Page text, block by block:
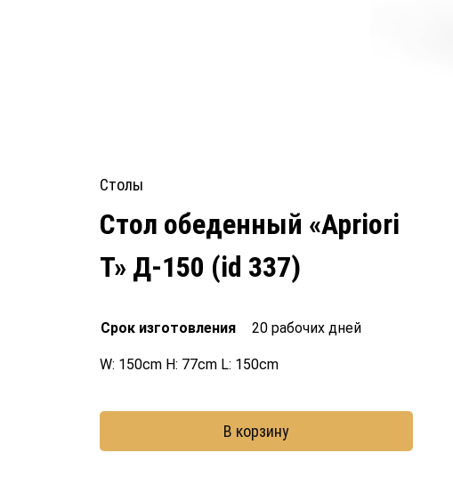
Столы
Стол обеденный «Apriori
T» Д-150 (id 337)
Срок изготовления 20 рабочих дней
W: 150cm H: 77cm L: 150cm
В корзину